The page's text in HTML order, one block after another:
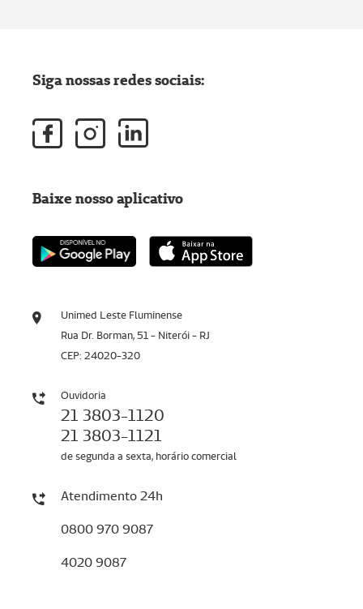
Unimed Leste Fluminense
Rua Dr. Borman, 51 - Niterói - RJ
CEP: 24020-320
Ouvidoria
21 3803-1120
21 3803-1121
de segunda a sexta, horário comercial
Atendimento 24h
0800 970 9087
4020 9087
Siga nossas redes sociais:
Baixe nosso aplicativo